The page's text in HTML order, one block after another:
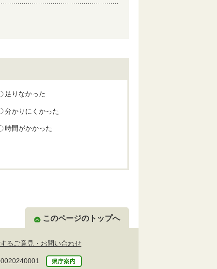
足りなかった
分かりにくかった
時間がかかった
このページのトップへ
るご意見・お問い合わせ